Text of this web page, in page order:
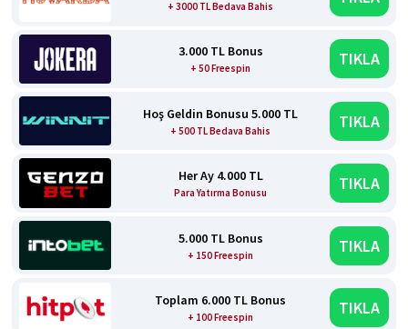
+ 3000 TL Bedava Bahis
3.000 TL Bonus
+ 50 Freespin TIKLA
Hoş Geldin Bonusu 5.000 TL
+ 500 TL Bedava Bahis TIKLA
Her Ay 4.000 TL
Para Yatırma Bonusu TIKLA
5.000 TL Bonus
+ 150 Freespin TIKLA
Toplam 6.000 TL Bonus
+ 100 Freespin TIKLA